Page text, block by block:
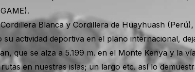
Blanca y Cordillera de Huayhuash
actividad deportiva en el plano internacional,
que se alza a 5.199 m. en el Monte Kenya y la
en nuestras islas; un largo etc. así lo